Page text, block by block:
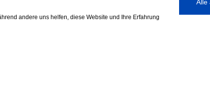
andere uns helfen, diese Website und Ihre Erfahrung
Alle